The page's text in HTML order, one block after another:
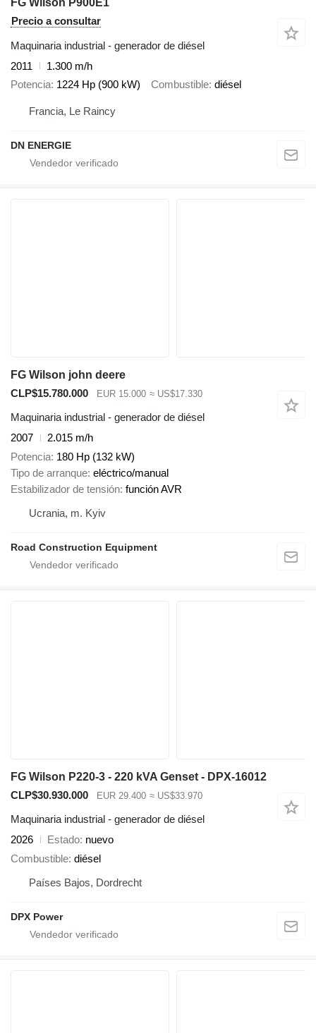
Precio a consultar
Maquinaria industrial - generador de diésel
2011
1.300 m/h
Potencia 1224 Hp (900 kW) Combustible diésel
Francia, Le Raincy
DN ENERGIE
FG Wilson john deere
CLP$15.780.000
EUR 15.000 ≈ US$17.330
Maquinaria industrial - generador de diésel
2007
2.015 m/h
Potencia 180 Hp (132 kW)
Tipo de arranque eléctrico/manual
Estabilizador de tensión función AVR
Ucrania, m. Kyiv
Road Construction Equipment
FG Wilson P220-3 - 220 kVA Genset - DPX-16012
CLP$30.930.000
EUR 29.400 ≈ US$33.970
Maquinaria industrial - generador de diésel
2026
Estado nuevo
Combustible diésel
Países Bajos, Dordrecht
DPX Power